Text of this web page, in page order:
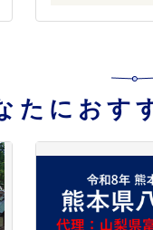
たにおす